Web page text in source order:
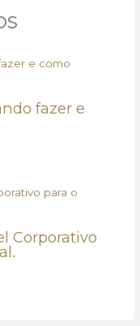
fazer e
Corporativo